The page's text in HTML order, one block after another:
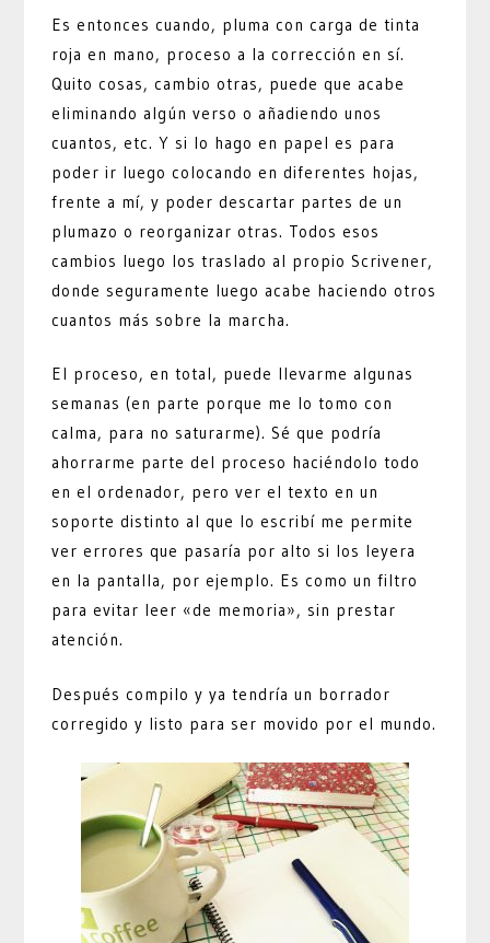
Es entonces cuando, pluma con carga de tinta
roja en mano, proceso a la corrección en sí.
Quito cosas, cambio otras, puede que acabe
eliminando algún verso o añadiendo unos
cuantos, etc. Y si lo hago en papel es para
poder ir luego colocando en diferentes hojas,
frente a mí, y poder descartar partes de un
plumazo o reorganizar otras. Todos esos
cambios luego los traslado al propio Scrivener,
donde seguramente luego acabe haciendo otros
cuantos más sobre la marcha.
El proceso, en total, puede llevarme algunas
semanas (en parte porque me lo tomo con
calma, para no saturarme). Sé que podría
ahorrarme parte del proceso haciéndolo todo
en el ordenador, pero ver el texto en un
soporte distinto al que lo escribí me permite
ver errores que pasaría por alto si los leyera
en la pantalla, por ejemplo. Es como un filtro
para evitar leer «de memoria», sin prestar
atención.
Después compilo y ya tendría un borrador
corregido y listo para ser movido por el mundo.